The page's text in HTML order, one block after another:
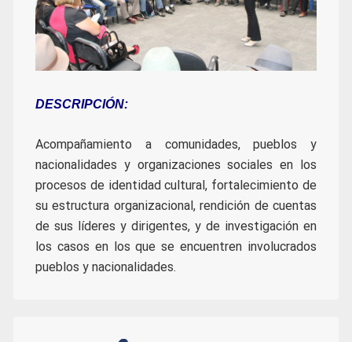
DESCRIPCIÓN:
Acompañamiento a comunidades, pueblos y
nacionalidades y organizaciones sociales en los
procesos de identidad cultural, fortalecimiento de
su estructura organizacional, rendición de cuentas
de sus líderes y dirigentes, y de investigación en
los casos en los que se encuentren involucrados
pueblos y nacionalidades.